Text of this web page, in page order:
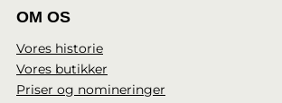
OM OS
Vores historie
Vores butikker
Priser og nomineringer